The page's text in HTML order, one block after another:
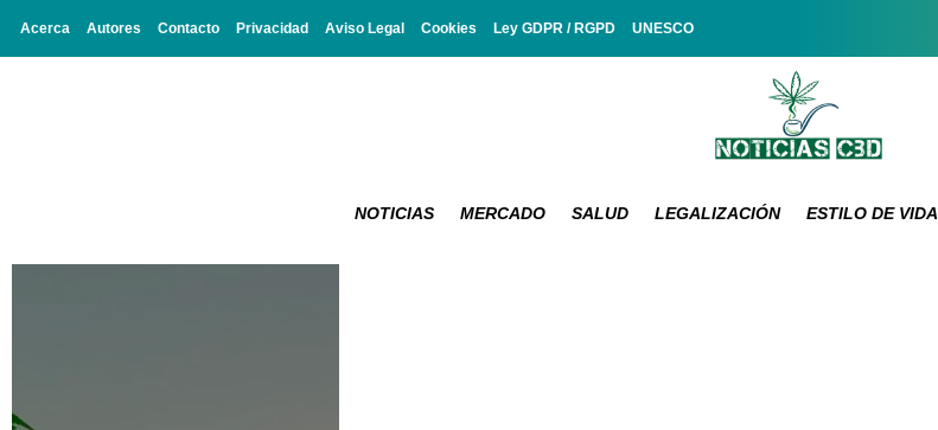
Acerca Autores Contacto Privacidad Aviso Legal Cookies Ley GDPR / RGPD UNESCO
NOTICIAS MERCADO SALUD LEGALIZACIÓN ESTILO DE VIDA